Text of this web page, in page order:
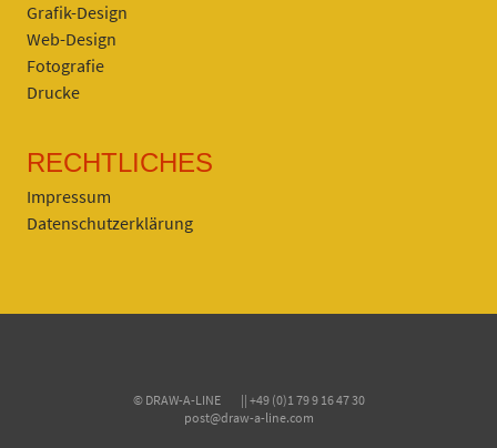
Grafik-Design
Web-Design
Fotografie
Drucke
RECHTLICHES
Impressum
Datenschutzerklärung
© DRAW-A-LINE || +49 (0)1 79 9 16 47 30
post@draw-a-line.com